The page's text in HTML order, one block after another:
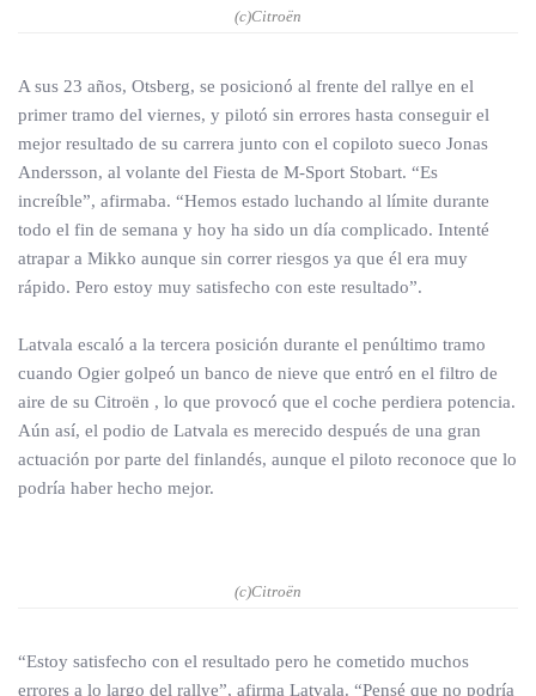
(c)Citroën
A sus 23 años, Otsberg, se posicionó al frente del rallye en el
primer tramo del viernes, y pilotó sin errores hasta conseguir el
mejor resultado de su carrera junto con el copiloto sueco Jonas
Andersson, al volante del Fiesta de M-Sport Stobart. “Es
increíble”, afirmaba. “Hemos estado luchando al límite durante
todo el fin de semana y hoy ha sido un día complicado. Intenté
atrapar a Mikko aunque sin correr riesgos ya que él era muy
rápido. Pero estoy muy satisfecho con este resultado”.
Latvala escaló a la tercera posición durante el penúltimo tramo
cuando Ogier golpeó un banco de nieve que entró en el filtro de
aire de su Citroën , lo que provocó que el coche perdiera potencia.
Aún así, el podio de Latvala es merecido después de una gran
actuación por parte del finlandés, aunque el piloto reconoce que lo
podría haber hecho mejor.
(c)Citroën
“Estoy satisfecho con el resultado pero he cometido muchos
errores a lo largo del rallye”, afirma Latvala. “Pensé que no podría